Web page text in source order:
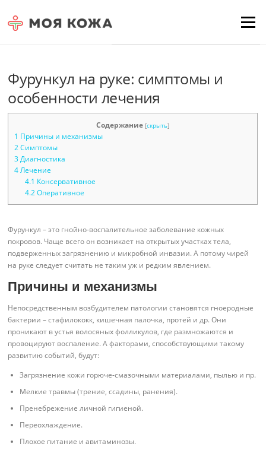
Menu
Фурункул на руке: симптомы и
особенности лечения
Содержание [скрыть]
1 Причины и механизмы
2 Симптомы
3 Диагностика
4 Лечение
4.1 Консервативное
4.2Оперативное
Фурункул – это гнойно-воспалительное заболевание кожных
покровов. Чаще всего он возникает на открытых участках тела,
подверженных загрязнению и микробной инвазии. А потому чирей
на руке следует считать не таким уж и редким явлением.
Причины и механизмы
Непосредственным возбудителем патологии становятся гноеродные
бактерии – стафилококк, кишечная палочка, протей и др. Они
проникают в устья волосяных фолликулов, где размножаются и
провоцируют воспаление. А факторами, способствующими такому
развитию событий, будут:
Загрязнение кожи горюче-смазочными материалами, пылью и пр.
Мелкие травмы (трение, ссадины, ранения).
Пренебрежение личной гигиеной.
Переохлаждение.
Плохое питание и авитаминозы.
Для любых предложений по